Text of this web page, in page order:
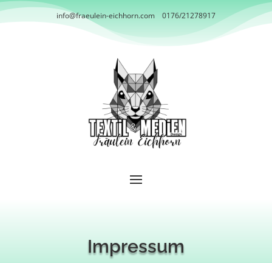
info@fraeulein-eichhorn.com 0176/21278917
Impressum